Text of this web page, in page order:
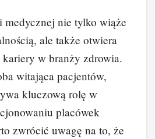
medycznej nie tylko wiąże
ale także otwiera
w branży zdrowia.
witająca pacjentów,
kluczową rolę w
placówek
zwrócić uwagę na to, że